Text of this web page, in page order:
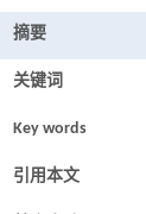
摘要
关键词
Key words
引用本文